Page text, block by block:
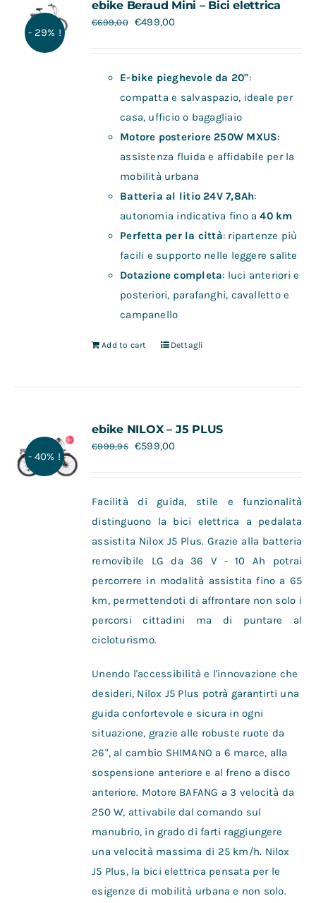
- 29% !
ebike Beraud Mini – Bici elettrica
€699,00 €499,00
E-bike pieghevole da 20":
compatta e salvaspazio, ideale per
casa, ufficio o bagagliaio
Motore posteriore 250W MXUS:
assistenza fluida e affidabile per la
mobilità urbana
Batteria al litio 24V 7,8Ah:
autonomia indicativa fino a40 km
Perfetta per la città: ripartenze più
facili e supporto nelle leggere salite
Dotazione completa: luci anteriori e
posteriori, parafanghi, cavalletto e
campanello
Add to cart Dettagli
- 40% !
ebike NILOX – J5 PLUS
€999,95 €599,00
Facilità di guida, stile e funzionalità
distinguono la bici elettrica a pedalata
assistita Nilox J5 Plus. Grazie alla batteria
removibile LG da 36 V - 10 Ah potrai
percorrere in modalità assistita fino a 65
km, permettendoti di affrontare non solo i
percorsi cittadini ma di puntare al
cicloturismo.
Unendo l'accessibilità e l'innovazione che
desideri, Nilox J5 Plus potrà garantirti una
guida confortevole e sicura in ogni
situazione, grazie alle robuste ruote da
26", al cambio SHIMANO a 6 marce, alla
sospensione anteriore e al freno a disco
anteriore. Motore BAFANG a 3 velocità da
250 W, attivabile dal comando sul
manubrio, in grado di farti raggiungere
una velocità massima di 25 km/h. Nilox
J5 Plus, la bici elettrica pensata per le
esigenze di mobilità urbana e non solo.